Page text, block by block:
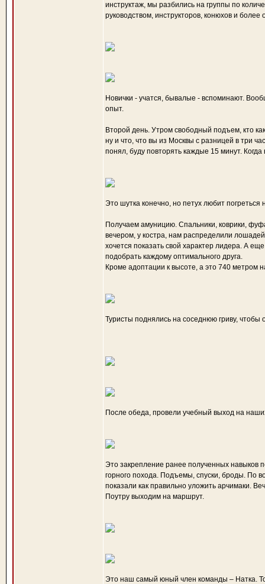
инструктаж, мы разбились на группы по
руководством, инструкторов, конюхов и более
Новички - учатся, бывалые - вспоминают.
опыт.
Второй день. Утром свободный подъем, кто
ну и что, что вы из Москвы с разницей в три
понял, буду повторять каждые 15 минут.
Это шутка конечно, но петух любит погреться
Получаем амуницию. Спальники, коврики,
вечером, у костра, нам распределили
хочется показать свой характер лидера. А
подобрать каждому оптимального друга.
Кроме адоптации к высоте, а это 740 метром
Туристы поднялись на соседнюю гриву, чтобы
После обеда, провели учебный выход на
Это закрепление ранее полученных навыков
горного похода. Подъемы, спуски, броды. По
показали как правильно уложить арчимаки.
Поутру выходим на маршрут.
Это наш самый юный член команды – Натка.